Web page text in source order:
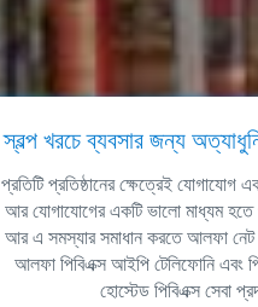
স্বল্প খরচে ব্যবসার জন্য
প্রতিটি প্রতিষ্ঠানের ক্ষেত্রেই যোগাযোগ
আর যোগাযোগের একটি ভালো মাধ্যম হতে
আর এ সমস্যার সমাধান করতে আলফা নেট
আলফা পিবিএক্স আইপি টেলিফোনি এবং
হোস্টেড পিবিএক্স সেবা